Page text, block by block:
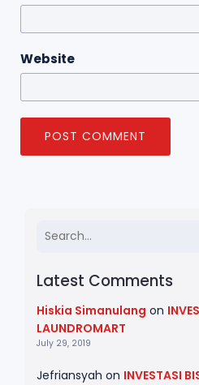
Latest Comments
Hiskia Simanulang on
LAUNDROMART
July 29, 2019
Jefriansyah on INVESTASI
Website